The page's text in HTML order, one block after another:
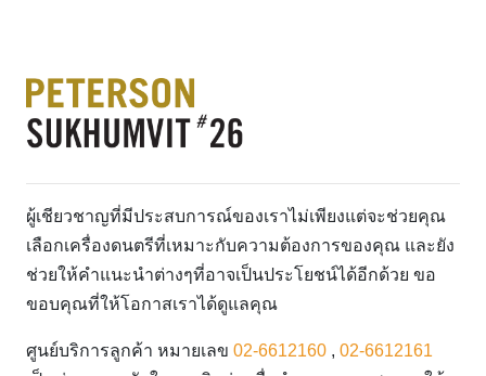
ผู้เชียวชาญที่มีประสบการณ์ของเราไม่เพียงแต่จะช่วยคุณ
เลือกเครื่องดนตรีที่เหมาะกับความต้องการของคุณ และยัง
ช่วยให้คำแนะนำต่างๆที่อาจเป็นประโยชน์ได้อีกด้วย ขอ
ขอบคุณที่ให้โอกาสเราได้ดูแลคุณ
ศูนย์บริการลูกค้า หมายเลข 02-6612160 , 02-6612161